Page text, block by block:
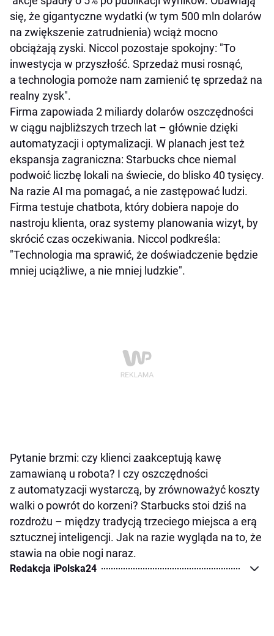
się, że gigantyczne wydatki (w tym 500 mln dolarów
na zwiększenie zatrudnienia) wciąż mocno
obciążają zyski. Niccol pozostaje spokojny: "To
inwestycja w przyszłość. Sprzedaż musi rosnąć,
a technologia pomoże nam zamienić tę sprzedaż na
realny zysk".
Firma zapowiada 2 miliardy dolarów oszczędności
w ciągu najbliższych trzech lat – głównie dzięki
automatyzacji i optymalizacji. W planach jest też
ekspansja zagraniczna: Starbucks chce niemal
podwoić liczbę lokali na świecie, do blisko 40 tysięcy.
Na razie AI ma pomagać, a nie zastępować ludzi.
Firma testuje chatbota, który dobiera napoje do
nastroju klienta, oraz systemy planowania wizyt, by
skrócić czas oczekiwania. Niccol podkreśla:
"Technologia ma sprawić, że doświadczenie będzie
mniej uciążliwe, a nie mniej ludzkie".
Pytanie brzmi: czy klienci zaakceptują kawę
zamawianą u robota? I czy oszczędności
z automatyzacji wystarczą, by zrównoważyć koszty
walki o powrót do korzeni? Starbucks stoi dziś na
rozdrożu – między tradycją trzeciego miejsca a erą
sztucznej inteligencji. Jak na razie wygląda na to, że
stawia na obie nogi naraz.
Redakcja iPolska24